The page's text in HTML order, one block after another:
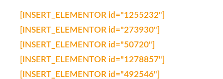
[INSERT_ELEMENTOR id="1255232"]
[INSERT_ELEMENTOR id="273930"]
[INSERT_ELEMENTOR id="50720"]
[INSERT_ELEMENTOR id="1278857"]
[INSERT_ELEMENTOR id="492546"]